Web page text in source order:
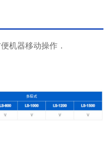
机器移动操作．